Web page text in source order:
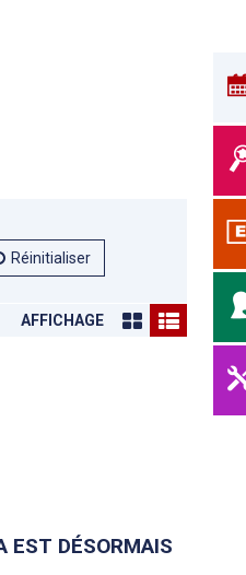
Réinitialiser
AFFICHAGE
EST DÉSORMAIS